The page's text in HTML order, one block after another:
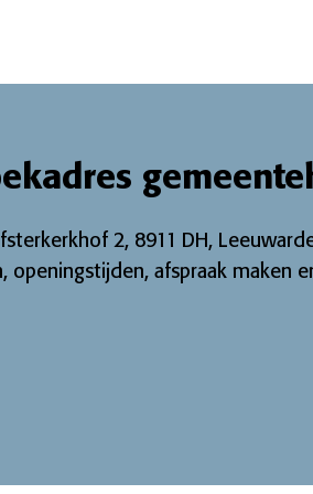
2, 8911 DH,
openingstijden, afspraak maken